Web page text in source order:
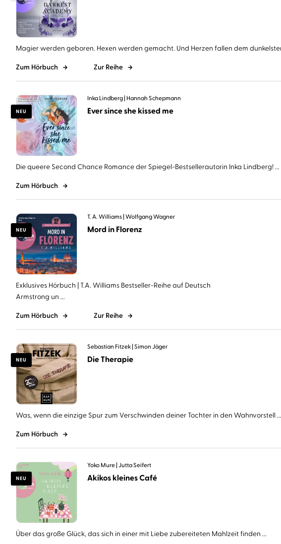
Magier werden geboren. Hexen werden gemacht. Und Herzen fallen dem
Zum Hörbuch Zur Reihe
NEU
Inka Lindberg Hannah Schepmann
Ever since she kissed me
Die queere Second Chance Romance der Spiegel-Bestsellerautorin Inka Lindberg! ...
Zum Hörbuch
NEU
T. A. Williams Wolfgang Wagner
Mord in Florenz
Exklusives Hörbuch | T.A. Williams Bestseller-Reihe auf Deutsch
Armstrong un ...
Zum Hörbuch Zur Reihe
NEU
Sebastian Fitzek Simon Jäger
Die Therapie
Was, wenn die einzige Spur zum Verschwinden deiner Tochter in den Wahnvorstell ...
Zum Hörbuch
NEU
Yoko Mure Jutta Seifert
Akikos kleines Café
Über das große Glück, das sich in einer mit Liebe zubereiteten Mahlzeit finden ...